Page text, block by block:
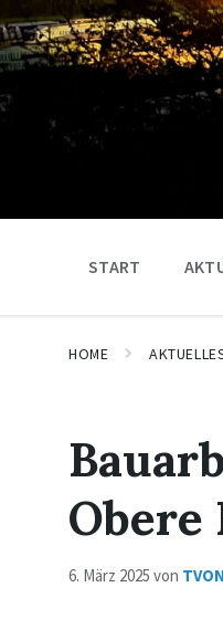
START
HOME
6. März 2025 von